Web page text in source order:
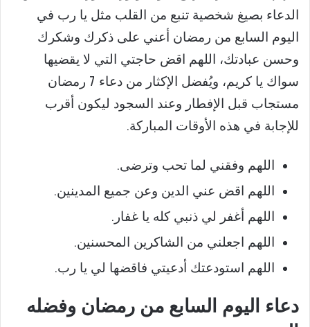
الدعاء بصيغ شخصية تنبع من القلب مثل يا رب في
اليوم السابع من رمضان أعني على ذكرك وشكرك
وحسن عبادتك، اللهم اقض حاجتي التي لا يقضيها
سواك يا كريم، ويُفضل الإكثار من دعاء 7 رمضان
مستجاب قبل الإفطار وعند السجود ليكون أقرب
للإجابة في هذه الأوقات المباركة.
اللهم وفقني لما تحب وترضى.
اللهم اقض عني الدين وعن جميع المدينين.
اللهم أغفر لي ذنبي كله يا غفار.
اللهم اجعلني من الشاكرين المحسنين.
اللهم استودعتك أدعيتي فاقضها لي يا رب.
دعاء اليوم السابع من رمضان وفضله